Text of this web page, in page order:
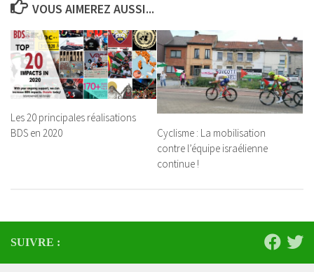
VOUS AIMEREZ AUSSI...
Les 20 principales réalisations
BDS en 2020
Cyclisme : La mobilisation
contre l’équipe israélienne
continue !
SUIVRE :